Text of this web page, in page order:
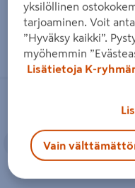
Edellinen
yksilöllinen
tarjoaminen. Voit
”Hyväksy kaikki”.
myöhemmin
Lisätietoja K-
Vain